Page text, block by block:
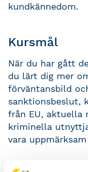
kundkännedom.
Kursmål
När du har gått
du lärt dig mer
förväntansbild
sanktionsbeslut,
från EU, aktuella
kriminella
vara